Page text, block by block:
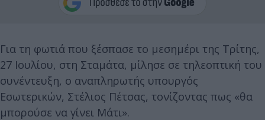
Για τη φωτιά που ξέσπασε το μεσημέρι της Τρίτης,
27 Ιουλίου, στη Σταμάτα, μίλησε σε τηλεοπτική του
συνέντευξη, ο αναπληρωτής υπουργός
Εσωτερικών, Στέλιος Πέτσας, τονίζοντας πως «θα
μπορούσε να γίνει Μάτι».